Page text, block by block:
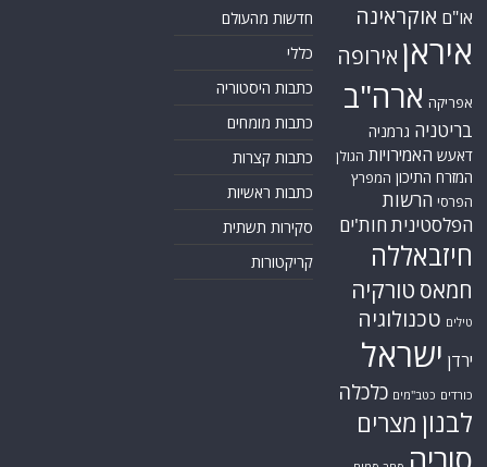
או"ם אוקראינה
איראן אירופה
אפריקה ארה"ב
בריטניה גרמניה
דאעש האמירויות הגולן
המזרח התיכון המפרץ
הפרסי הרשות
הפלסטיניתחות'ים
חיזבאללה
חמאס טורקיה
טילים טכנולוגיה
ירדן ישראל
כורדים כטב"מים כלכלה
לבנון מצרים
חדשות מהעולם
כללי
כתבות היסטוריה
כתבות מומחים
כתבות קצרות
כתבות ראשיות
סקירות תשתית
קריקטורות